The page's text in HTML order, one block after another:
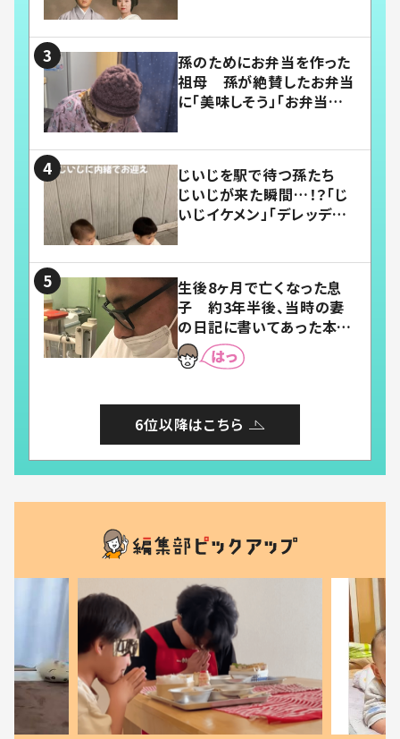
孫のためにお弁当を作った
祖母 孫が絶賛したお弁当
に「美味しそう」「お弁当すご
じいじを駅で待つ孫たち
じいじが来た瞬間…！？「じ
いじイケメン」「デレッデレ」
生後8ヶ月で亡くなった息
子 約3年半後、当時の妻
の日記に書いてあった本音
とは
6位以降はこちら